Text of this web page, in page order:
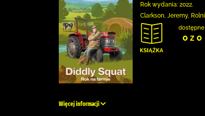
Rok wydania: 2022.
Clarkson, Jeremy,
0 z 0
Więcej informacji